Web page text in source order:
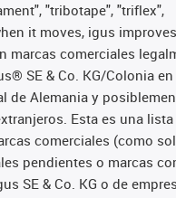
"tribotape", "triflex",
it moves, igus
marcas comerciales
SE & Co. KG/Colonia
de Alemania y
Esta es una
comerciales (como
pendientes o marcas
SE & Co. KG o de